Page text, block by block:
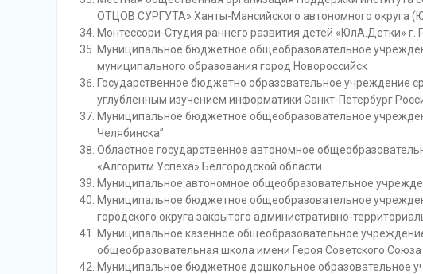
ОТЦОВ СУРГУТА» Ханты-Мансийского автономного округа
Монтессори-Студия раннего развития детей «ЮлА.Детки» г.
Муниципальное бюджетное общеобразовательное
муниципального образования город Новороссийск
Государственное бюджетно образовательное учреждение
углубленным изучением информатики Санкт-Петербург
Муниципальное бюджетное общеобразовательное
Челябинска”
Областное государственное автономное
«Алгоритм Успеха» Белгородской области
Муниципальное автономное общеобразовательное
Муниципальное бюджетное общеобразовательное
городского округа закрытого административно-
Муниципальное казенное общеобразовательное
общеобразовательная школа имени Героя Советского
Муниципальное бюджетное дошкольное образовательное